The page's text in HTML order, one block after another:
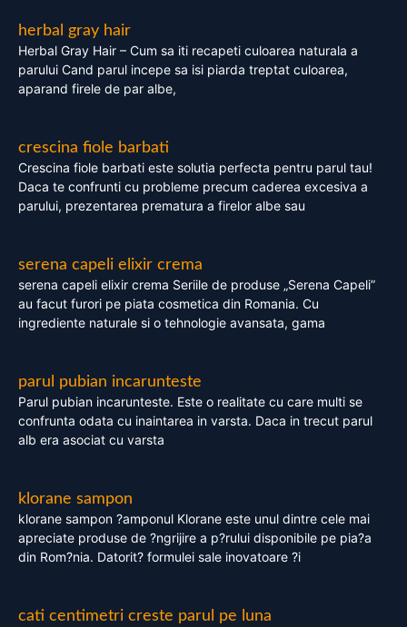
herbal gray hair
Herbal Gray Hair – Cum sa iti recapeti culoarea naturala a
parului Cand parul incepe sa isi piarda treptat culoarea,
aparand firele de par albe,
crescina fiole barbati
Crescina fiole barbati este solutia perfecta pentru parul tau!
Daca te confrunti cu probleme precum caderea excesiva a
parului, prezentarea prematura a firelor albe sau
serena capeli elixir crema
serena capeli elixir crema Seriile de produse „Serena Capeli”
au facut furori pe piata cosmetica din Romania. Cu
ingrediente naturale si o tehnologie avansata, gama
parul pubian incarunteste
Parul pubian incarunteste. Este o realitate cu care multi se
confrunta odata cu inaintarea in varsta. Daca in trecut parul
alb era asociat cu varsta
klorane sampon
klorane sampon ?amponul Klorane este unul dintre cele mai
apreciate produse de ?ngrijire a p?rului disponibile pe pia?a
din Rom?nia. Datorit? formulei sale inovatoare ?i
cati centimetri creste parul pe luna